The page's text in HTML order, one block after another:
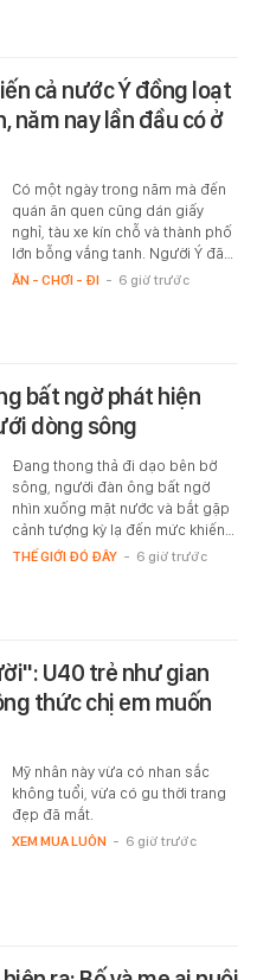
cả nước Ý đồng loạt
năm nay lần đầu có ở
Có một ngày trong năm mà đến
quán ăn quen cũng dán giấy
nghỉ, tàu xe kín chỗ và thành phố
lớn bỗng vắng tanh. Người Ý đã…
ĂN - CHƠI - ĐI - 6 giờ trước
bất ngờ phát hiện
dòng sông
Đang thong thả đi dạo bên bờ
sông, người đàn ông bất ngờ
nhìn xuống mặt nước và bắt gặp
cảnh tượng kỳ lạ đến mức khiến…
THẾ GIỚI ĐÓ ĐÂY - 6 giờ trước
U40 trẻ như gian
thức chị em muốn
Mỹ nhân này vừa có nhan sắc
không tuổi, vừa có gu thời trang
đẹp đã mắt.
XEM MUA LUÔN - 6 giờ trước